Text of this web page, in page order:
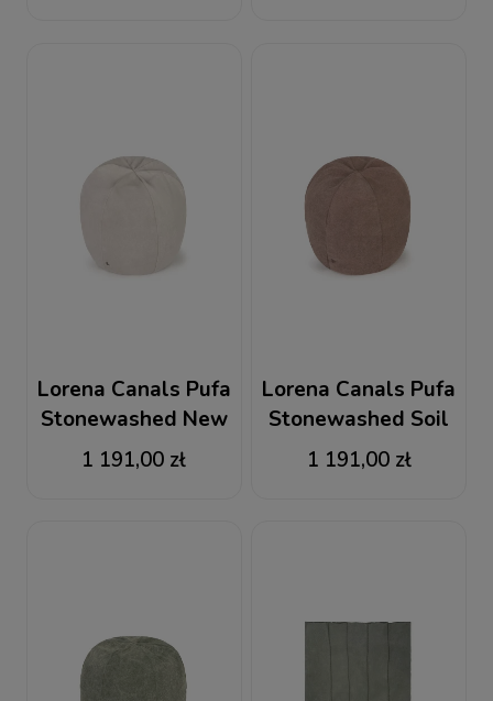
Lorena Canals Pufa
Stonewashed New
Grey
1 191,00 zł
Lorena Canals Pufa
Stonewashed Soil
Brown
1 191,00 zł